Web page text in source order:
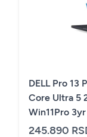
DELL Pro 13
Core Ultra 5
Win11Pro
245.890